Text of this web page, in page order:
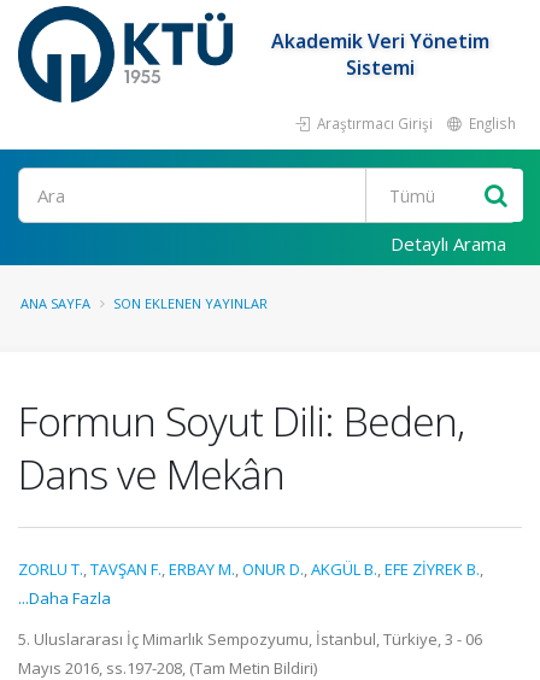
Akademik Veri Yönetim
Sistemi
Araştırmacı Girişi English
Ara
Detaylı Arama
ANA SAYFA SON EKLENEN YAYINLAR
Formun Soyut Dili: Beden,
Dans ve Mekân
ZORLU T.,TAVŞAN F.,ERBAY M.,ONUR D.,AKGÜL B.,EFE ZİYREK B.,
...Daha Fazla
5. Uluslararası İç Mimarlık Sempozyumu, İstanbul, Türkiye, 3 - 06
Mayıs 2016, ss.197-208, (Tam Metin Bildiri)